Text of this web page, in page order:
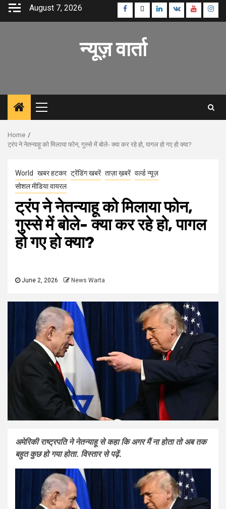
Skip
August 7, 2026 Facebook
TwitterLinkedin
VK Youtube
न्यूज़ वार्ता
Primary
Menu
Home
ट्रंप ने नेतन्याहू को मिलाया फोन, गुस्से में बोले- क्या कर रहे हो, पागल हो गए हो क्या?
World खबर हटकर ट्रेंडिंग खबरें ताज़ा ख़बरें वर्ल्ड न्यूज़
सोशल मीडिया वायरल
ट्रंप ने नेतन्याहू को मिलाया फोन,
गुस्से में बोले- क्या कर रहे हो, पागल
हो गए हो क्या?
June 2, 2026 News Warta
अमेरिकी राष्ट्रपति ने नेतन्याहू से कहा कि अगर मैं ना होता तो अब तक
बहुत कुछ हो गया होता. विस्तार से पढ़ें.